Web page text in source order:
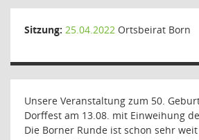
Sitzung: 25.04.2022 Ortsbeirat Born
Unsere Veranstaltung zum 50.
Dorffest am 13.08. mit Einweihung
Die Borner Runde ist schon sehr